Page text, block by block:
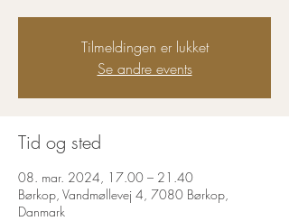
Tilmeldingen er lukket
Se andre events
Tid og sted
08. mar. 2024, 17.00 – 21.40
Børkop, Vandmøllevej 4, 7080 Børkop,
Danmark